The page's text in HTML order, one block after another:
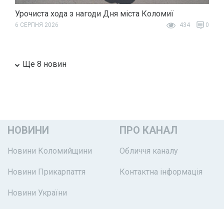
Урочиста хода з нагоди Дня міста Коломиї
6 СЕРПНЯ 2026 434 0
Ще 8 новин
НОВИНИ
Новини Коломийщини
Новини Прикарпаття
Новини України
ПРО КАНАЛ
Обличчя каналу
Контактна інформація